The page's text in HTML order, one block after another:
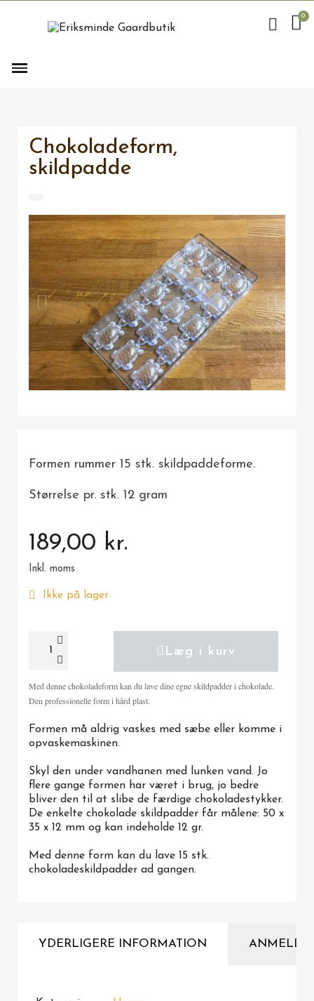
Chokoladeform,
skildpadde
Formen rummer 15 stk. skildpaddeforme.
Størrelse pr. stk. 12 gram
189,00 kr.
Inkl. moms
Ikke på lager
Læg i kurv
Med denne chokoladeform kan du lave dine egne skildpadder i chokolade.
Den professionelle form i hård plast.
Formen må aldrig vaskes med sæbe eller komme i
opvaskemaskinen.
Skyl den under vandhanen med lunken vand. Jo
flere gange formen har været i brug, jo bedre
bliver den til at slibe de færdige chokoladestykker.
De enkelte chokolade skildpadder får målene: 50 x
35 x 12 mm og kan indeholde 12 gr.
Med denne form kan du lave 15 stk.
chokoladeskildpadder ad gangen.
YDERLIGERE INFORMATION